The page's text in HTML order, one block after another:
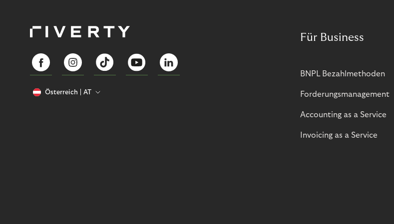
Österreich AT
Für Business
BNPL Bezahlmethoden
Forderungsmanagement
Accounting as a Service
Invoicing as a Service